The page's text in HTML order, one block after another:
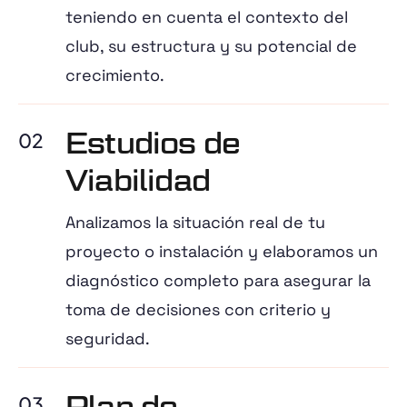
teniendo en cuenta el contexto del
club, su estructura y su potencial de
crecimiento.
02
Estudios de
Viabilidad
Analizamos la situación real de tu
proyecto o instalación y elaboramos un
diagnóstico completo para asegurar la
toma de decisiones con criterio y
seguridad.